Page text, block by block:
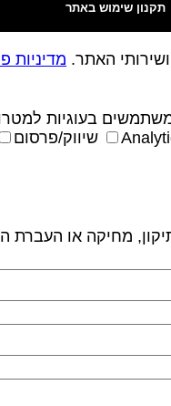
תקנון שימוש באתר
האתר. מדיניות
בעוגיות
שיווק/פרסום
מחיקה או העברת